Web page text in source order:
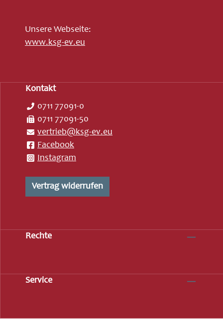
Unsere Webseite:
www.ksg-ev.eu
Kontakt
0711 77091-0
0711 77091-50
vertrieb@ksg-ev.eu
Facebook
Instagram
Vertrag widerrufen
Rechte
Service